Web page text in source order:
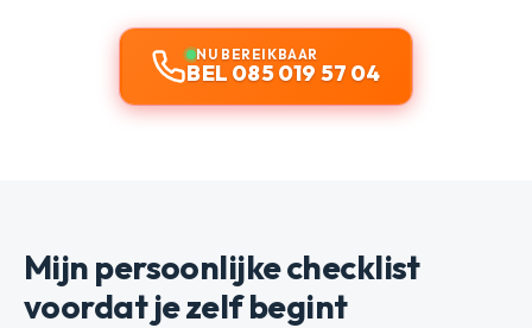
NU BEREIKBAAR
BEL 085 019 57 04
Mijn persoonlijke checklist
voordat je zelf begint